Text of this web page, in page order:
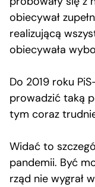
obiecywał
realizującą
obiecywała
Do 2019 roku
prowadzić taką
tym coraz
Widać to
pandemii. Być
rząd nie wygrał